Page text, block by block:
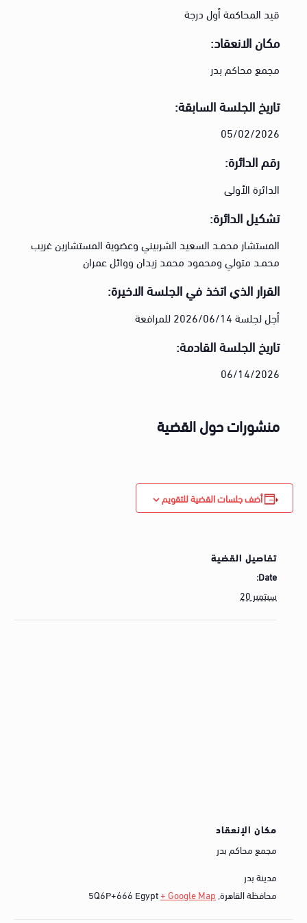
قيد المحاكمة أول درجة
مكان الانعقاد:
مجمع محاكم بدر
تاريخ الجلسة السابقة:
05/02/2026
رقم الدائرة:
الدائرة الأولى
تشكيل الدائرة:
المستشار محمـد السعيد الشربيني وعضوية المستشارين غريب
محمـد متولي ومحمود محمد زيدان ووائل عمران
القرار الذي اتخذ في الجلسة الاخيرة:
أجل لجلسة 2026/06/14 للمرافعة
تاريخ الجلسة القادمة:
06/14/2026
منشورات حول القضية
أضف جلسات القضية للتقويم
تفاصيل القضية
Date:
سبتمبر 20
مكان الإنعقاد
مجمع محاكم بدر
مدينة بدر
محافظة القاهرة,
5Q6P+666 Egypt+ Google Map